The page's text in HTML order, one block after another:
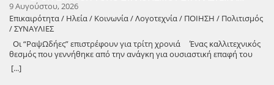
9 Αυγούστου, 2026
Επικαιρότητα / Ηλεία / Κοινωνία / Λογοτεχνία / ΠΟΙΗΣΗ / Πολιτισμός
/ ΣΥΝΑΥΛΙΕΣ
Οι “ΡαψΩδήες” επιστρέφουν για τρίτη χρονιά Ένας καλλιτεχνικός
θεσμός που γεννήθηκε από την ανάγκη για ουσιαστική επαφή του
ανθρώπου, με τον λόγο και την μουσική. Πιστοί στο όραμά μας για
συμμετοχική καλλιτεχνική έκφραση, συνεχίζουμε να βλέπουμε τον
[...]